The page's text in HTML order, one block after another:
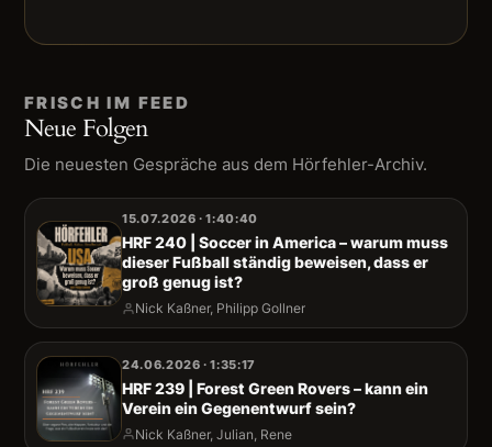
FRISCH IM FEED
Neue Folgen
Die neuesten Gespräche aus dem Hörfehler-Archiv.
15.07.2026 · 1:40:40
HRF 240 | Soccer in America – warum muss
dieser Fußball ständig beweisen, dass er
groß genug ist?
Nick Kaßner, Philipp Gollner
24.06.2026 · 1:35:17
HRF 239 | Forest Green Rovers – kann ein
Verein ein Gegenentwurf sein?
Nick Kaßner, Julian, Rene